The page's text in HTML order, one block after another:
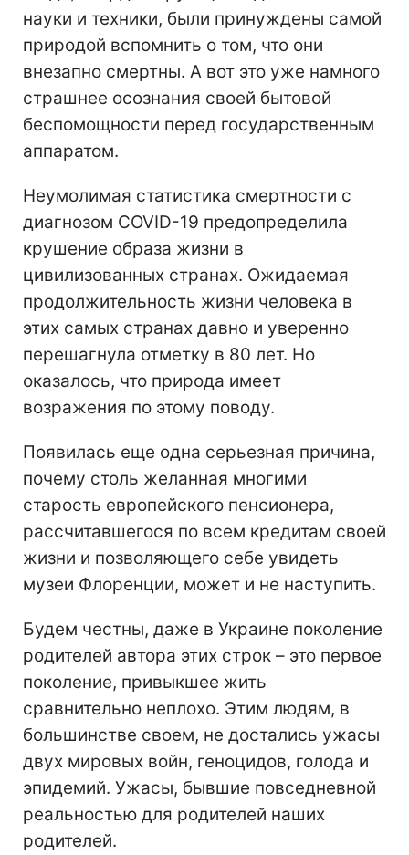
науки и техники, были принуждены самой
природой вспомнить о том, что они
внезапно смертны. А вот это уже намного
страшнее осознания своей бытовой
беспомощности перед государственным
аппаратом.
Неумолимая статистика смертности с
диагнозом COVID-19 предопределила
крушение образа жизни в
цивилизованных странах. Ожидаемая
продолжительность жизни человека в
этих самых странах давно и уверенно
перешагнула отметку в 80 лет. Но
оказалось, что природа имеет
возражения по этому поводу.
Появилась еще одна серьезная причина,
почему столь желанная многими
старость европейского пенсионера,
рассчитавшегося по всем кредитам своей
жизни и позволяющего себе увидеть
музеи Флоренции, может и не наступить.
Будем честны, даже в Украине поколение
родителей автора этих строк – это первое
поколение, привыкшее жить
сравнительно неплохо. Этим людям, в
большинстве своем, не достались ужасы
двух мировых войн, геноцидов, голода и
эпидемий. Ужасы, бывшие повседневной
реальностью для родителей наших
родителей.